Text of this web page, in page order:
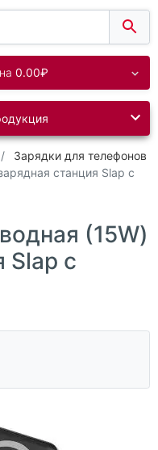
на 0.00₽
Зарядки для телефонов
станция Slap с
(15W)
Slap с